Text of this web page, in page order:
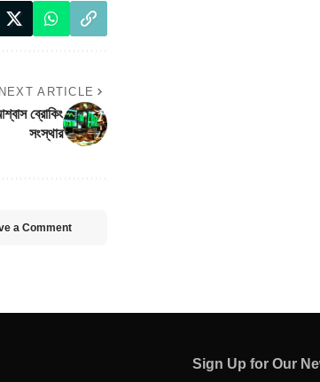
NEXT ARTICLE
ব্রোকিং
সংস্থার
a Comment
Sign Up for Our